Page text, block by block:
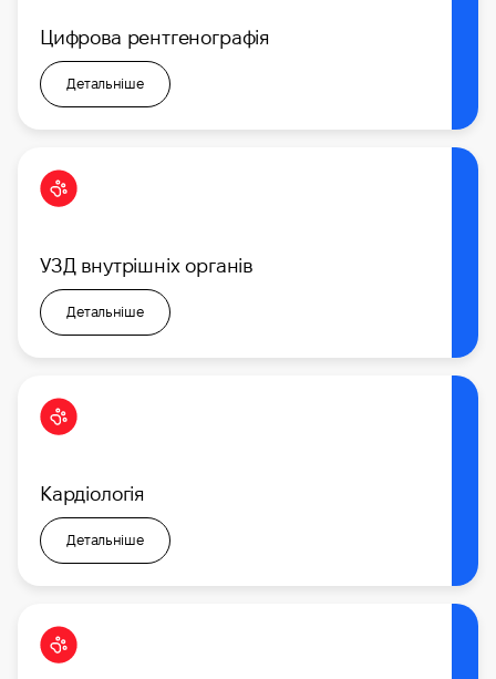
Цифрова рентгенографія
Детальніше
УЗД внутрішніх органів
Детальніше
Кардіологія
Детальніше